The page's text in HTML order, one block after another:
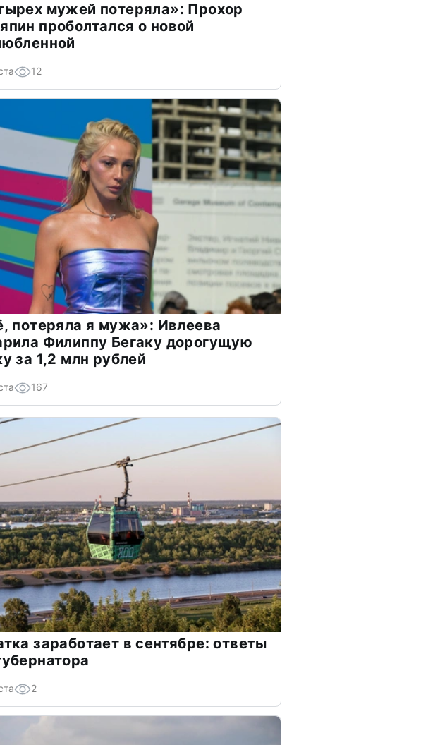
мужей потеряла»: Прохор
проболтался о новой
12
потеряла я мужа»: Ивлеева
Филиппу Бегаку дорогущую
за 1,2 млн рублей
167
заработает в сентябре: ответы
2